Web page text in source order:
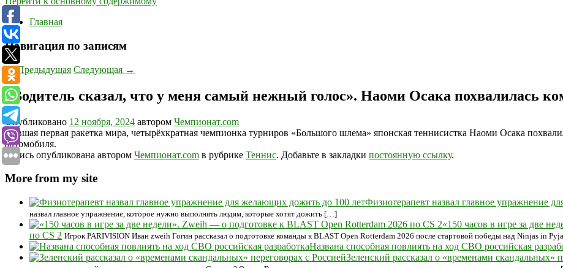
Главная
Навигация по записям
←Предыдущая Следующая →
«Водитель сказал, что у меня самый нежный голос». Наоми Осака похвалилась
Опубликовано 12 ноября, 2024 автором Чемпионат.com
Бывшая первая ракетка мира, четырёхкратная чемпионка турниров «Большого шлема» японская теннисистка Наоми Осака
автомобиля.
Запись опубликована автором Чемпионат.com в рубрике Теннис. Добавьте в закладки постоянную ссылку.
More from my site
Физиотерапевт назвал главное упражнение
назвал главное упражнение, которое нужно выполнять людям, которые хотят дожить […]
«150 часов в игре за две
по CS 2 Игрок PARIVISION Иван zweih Гогин рассказал о подготовке команды к BLAST Open Rotterdam 2026 после стартовой победы над Ninjas in
Названа способная повлиять на ход СВО российская
Зеленский рассказал о «временами скандальных»